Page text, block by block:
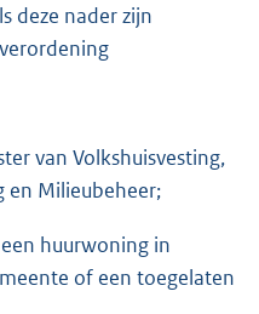
deze nader zijn
van Volkshuisvesting,
en Milieubeheer;
huurwoning in
of een toegelaten